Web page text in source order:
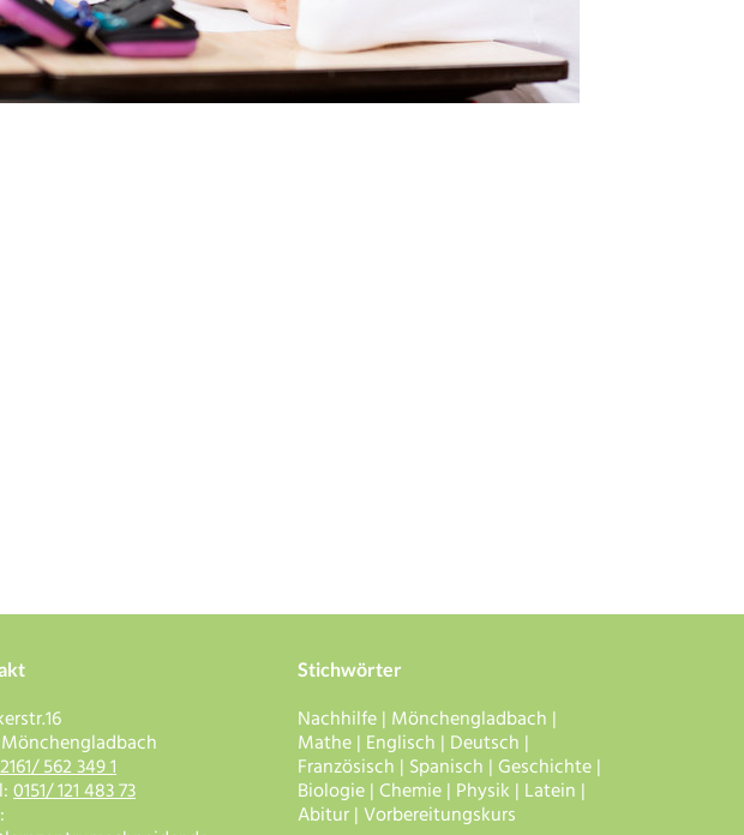
Mönchengladbach
562 349 1
0151/ 121 483 73
Stichwörter
Nachhilfe | Mönchengladbach |
Mathe | Englisch | Deutsch |
Französisch | Spanisch | Geschichte |
Biologie | Chemie | Physik | Latein |
Abitur | Vorbereitungskurs